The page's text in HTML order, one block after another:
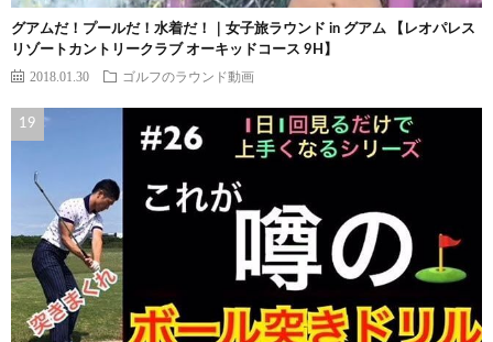
グアムだ！プールだ！水着だ！｜女子旅ラウンド in グアム 【レオパレス
リゾートカントリークラブ オーキッドコース 9H】
2018.01.30 ゴルフのラウンド動画